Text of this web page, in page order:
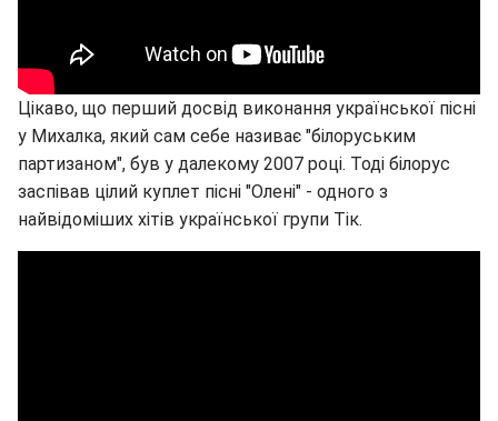
Цікаво, що перший досвід виконання української пісні
у Михалка, який сам себе називає "білоруським
партизаном", був у далекому 2007 році. Тоді білорус
заспівав цілий куплет пісні "Олені" - одного з
найвідоміших хітів української групи Тік.